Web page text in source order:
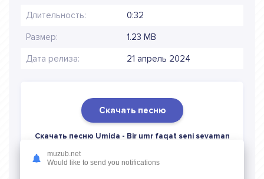
Длительность: 0:32
Размер: 1.23 MB
Дата релиза: 21 апрель 2024
Скачать песню
Скачать песню Umida - Bir umr faqat seni sevaman
бесплатно или слушать музыку в режиме онлайн
muzub.net
Would like to send you notifications